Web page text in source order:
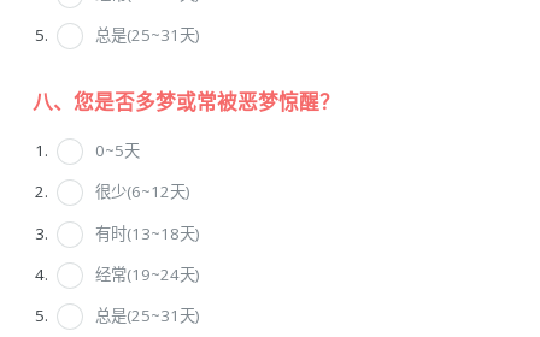
总是(25~31天)
八、您是否多梦或常被恶梦惊醒？
0~5天
很少(6~12天)
有时(13~18天)
经常(19~24天)
总是(25~31天)